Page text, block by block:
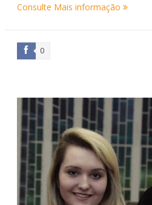
Consulte Mais informação
0